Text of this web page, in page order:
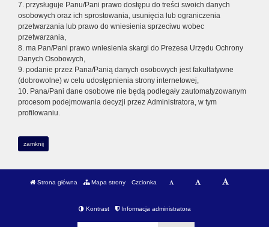
7. przysługuje Panu/Pani prawo dostępu do treści swoich danych
osobowych oraz ich sprostowania, usunięcia lub ograniczenia
przetwarzania lub prawo do wniesienia sprzeciwu wobec
przetwarzania,
8. ma Pan/Pani prawo wniesienia skargi do Prezesa Urzędu Ochrony
Danych Osobowych,
9. podanie przez Pana/Panią danych osobowych jest fakultatywne
(dobrowolne) w celu udostępnienia strony internetowej,
10. Pana/Pani dane osobowe nie będą podlegały zautomatyzowanym
procesom podejmowania decyzji przez Administratora, w tym
profilowaniu.
zamknij
Strona główna Mapa strony Czcionka
Kontrast Informacja administratora